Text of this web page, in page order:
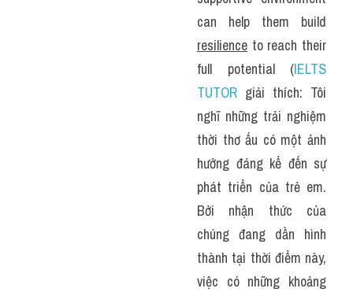
resilience to reach their
full potential (IELTS
TUTOR giải thích: Tôi
nghĩ những trải nghiệm
thời thơ ấu có một ảnh
hưởng đáng kể đến sự
phát triển của trẻ em.
Bởi nhận thức của
chúng đang dần hình
thành tại thời điểm này,
việc có những khoảng